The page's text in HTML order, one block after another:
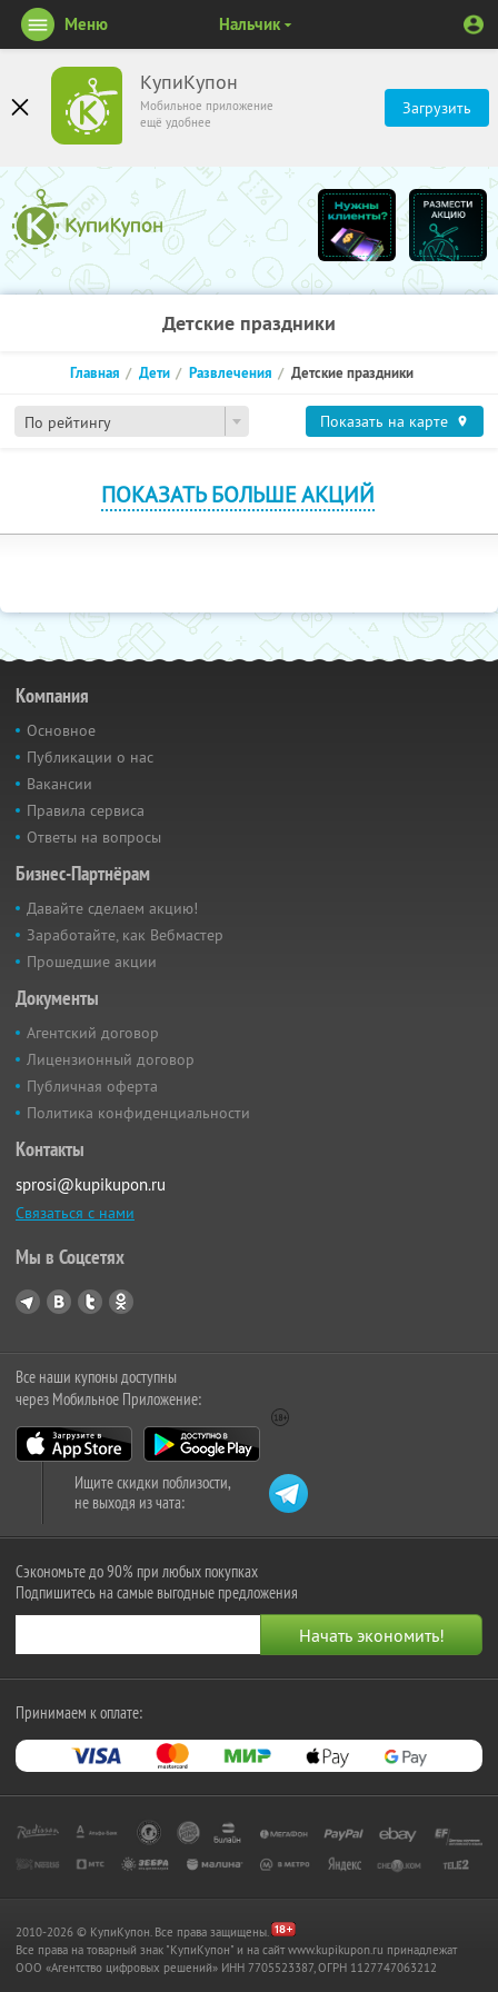
КупиКупон
Мобильное приложение
ещё удобнее
Загрузить
Меню Нальчик
Детские праздники
По рейтингу
Главная Дети Развлечения Детские праздники
Показать на карте
ПОКАЗАТЬ БОЛЬШЕ АКЦИЙ
Компания
Основное
Публикации о нас
Вакансии
Правила сервиса
Ответы на вопросы
Бизнес-Партнёрам
Давайте сделаем акцию!
Заработайте, как Вебмастер
Прошедшие акции
Документы
Агентский договор
Лицензионный договор
Публичная оферта
Политика конфиденциальности
Контакты
sprosi@kupikupon.ru
Связаться с нами
Мы в Соцсетях
Все наши купоны доступны
через Мобильное Приложение:
Ищите скидки поблизости,
не выходя из чата:
Сэкономьте до 90% при любых покупках
Подпишитесь на самые выгодные предложения
Принимаем к оплате:
2010-2026 © КупиКупон. Все права защищены.
Все права на товарный знак "КупиКупон" и на сайт www.kupikupon.ru принадлежат
OOO «Агентство цифровых решений» ИНН 7705523387, ОГРН 1127747063212